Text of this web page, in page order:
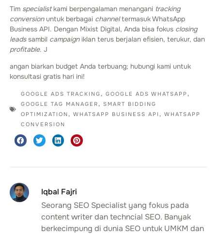
Tim specialistkami berpengalaman menangani tracking
conversionuntuk berbagai channeltermasuk WhatsApp
Business API. Dengan Mixist Digital, Anda bisa fokus closing
leadssambil campaigniklan terus berjalan efisien, terukur, dan
profitable. J
angan biarkan budget Anda terbuang; hubungi kami untuk
konsultasi gratis hari ini!
GOOGLE ADS TRACKING , GOOGLE ADS WHATSAPP ,
GOOGLE TAG MANAGER , SMART BIDDING
OPTIMIZATION , WHATSAPP BUSINESS API , WHATSAPP
CONVERSION
Iqbal Fajri
Seorang SEO Specialist yang fokus pada
content writer dan techncial SEO. Banyak
berkecimpung di dunia SEO untuk UMKM dan